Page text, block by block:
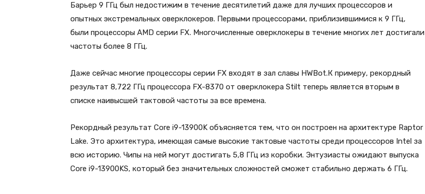
Барьер 9 ГГц был недостижим в течение десятилетий даже для лучших процессоров и
опытных экстремальных оверклокеров. Первыми процессорами, приблизившимися к 9 ГГц,
были процессоры AMD серии FX. Многочисленные оверклокеры в течение многих лет достигали
частоты более 8 ГГц.
Даже сейчас многие процессоры серии FX входят в зал славы HWBot.К примеру, рекордный
результат 8,722 ГГц процессора FX-8370 от оверклокера Stilt теперь является вторым в
списке наивысшей тактовой частоты за все времена.
Рекордный результат Core i9-13900K объясняется тем, что он построен на архитектуре Raptor
Lake. Это архитектура, имеющая самые высокие тактовые частоты среди процессоров Intel за
всю историю. Чипы на ней могут достигать 5,8 ГГц из коробки. Энтузиасты ожидают выпуска
Core i9-13900KS, который без значительных сложностей сможет стабильно держать 6 ГГц.